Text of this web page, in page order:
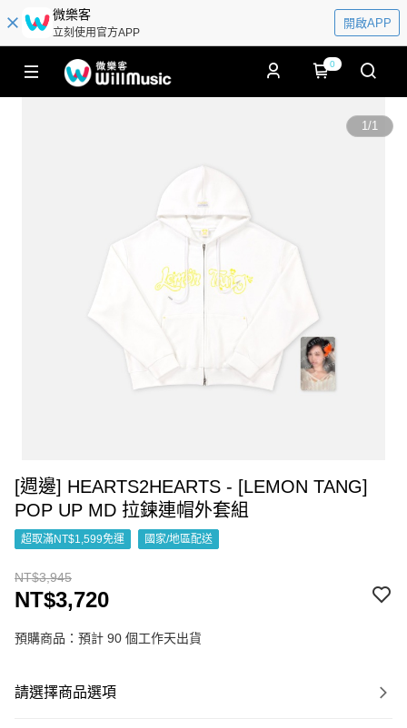
微樂客
立刻使用官方APP
開啟APP
0
1/1
[週邊] HEARTS2HEARTS - [LEMON TANG]
POP UP MD 拉鍊連帽外套組
超取滿NT$1,599免運 國家/地區配送
NT$3,945
NT$3,720
預購商品：預計 90 個工作天出貨
請選擇商品選項